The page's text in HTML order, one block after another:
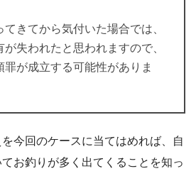
きてから気付いた場合では、
失われたと思われますので、
罪が成立する可能性がありま
今回のケースに当てはめれば、自
お釣りが多く出てくることを知っ